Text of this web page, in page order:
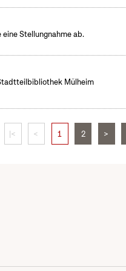
eine Stellungnahme ab.
Mülheim
|< < 1 2 >